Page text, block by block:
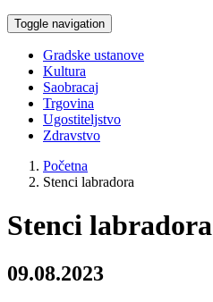
Toggle navigation
Gradske ustanove
Kultura
Saobracaj
Trgovina
Ugostiteljstvo
Zdravstvo
Početna
Stenci labradora
Stenci labradora
09.08.2023